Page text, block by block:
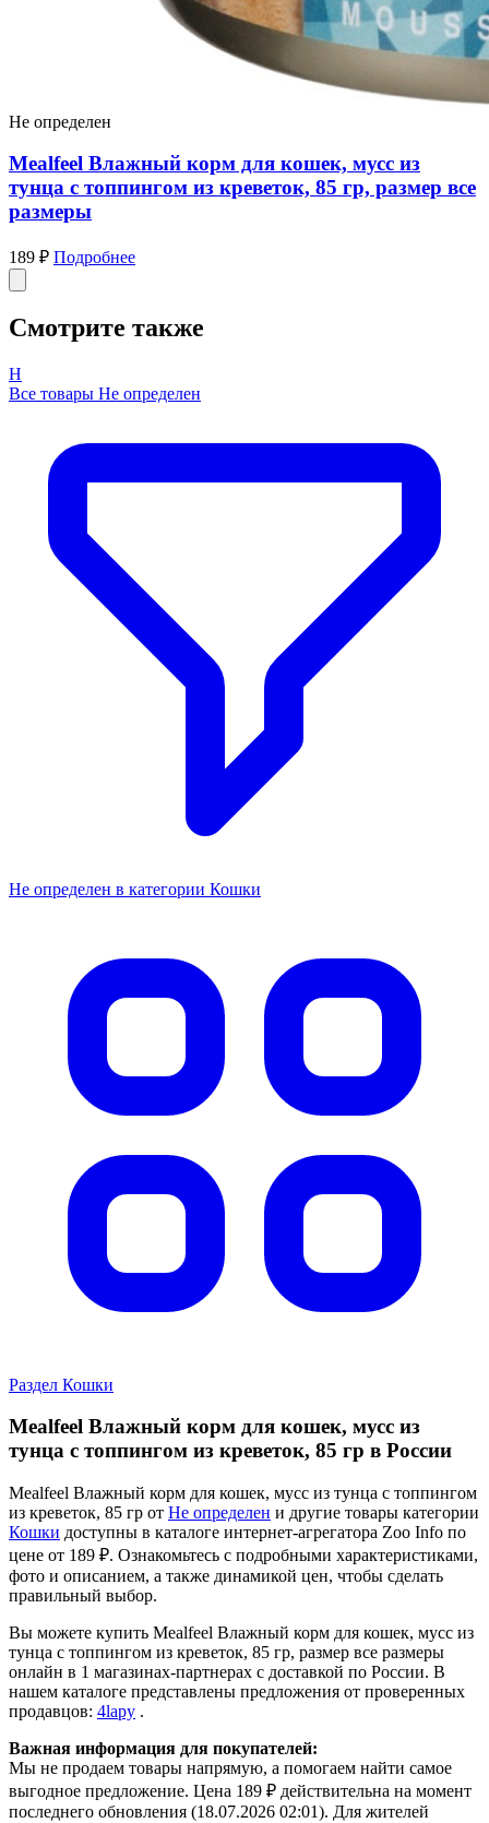
Не определен
Mealfeel Влажный корм для кошек, мусс из
тунца с топпингом из креветок, 85 гр, размер все
размеры
189 ₽ Подробнее
Смотрите также
Н
Все товары Не определен
Не определен в категории Кошки
Раздел Кошки
Mealfeel Влажный корм для кошек, мусс из
тунца с топпингом из креветок, 85 гр в России
Mealfeel Влажный корм для кошек, мусс из тунца с топпингом
из креветок, 85 гр от Не определен и другие товары категории
Кошки доступны в каталоге интернет-агрегатора Zoo Info по
цене от 189 ₽. Ознакомьтесь с подробными характеристиками,
фото и описанием, а также динамикой цен, чтобы сделать
правильный выбор.
Вы можете купить Mealfeel Влажный корм для кошек, мусс из
тунца с топпингом из креветок, 85 гр, размер все размеры
онлайн в 1 магазинах-партнерах с доставкой по России. В
нашем каталоге представлены предложения от проверенных
продавцов: 4lapy .
Важная информация для покупателей:
Мы не продаем товары напрямую, а помогаем найти самое
выгодное предложение. Цена 189 ₽ действительна на момент
последнего обновления (18.07.2026 02:01). Для жителей